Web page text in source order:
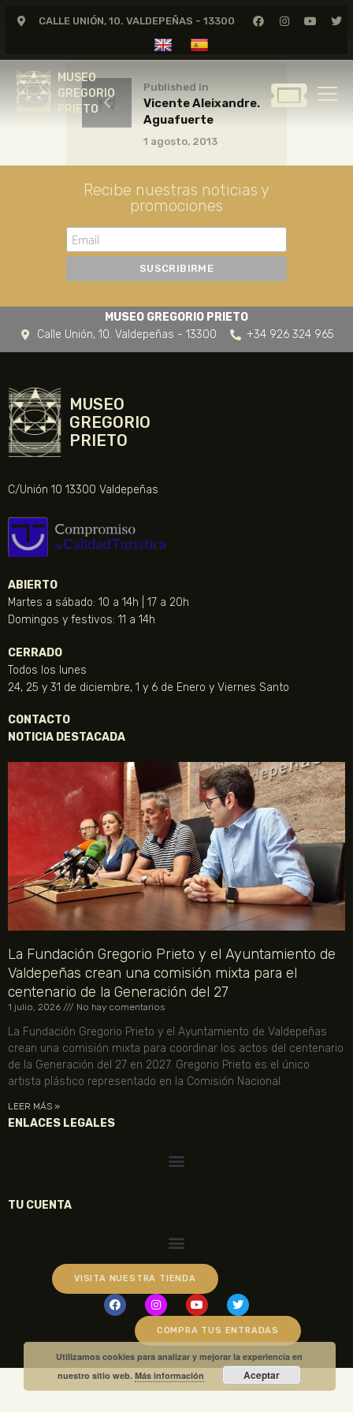
CALLE UNIÓN, 10. VALDEPEÑAS - 13300
MUSEO
GREGORIO
PRIETO
MUSEO
GREGORIO
GREGORIO PRIETO
CERTAMEN DE DIBUJO
FUNDACIÓN
TIENDA
NOTICIAS
Published in
Vicente Aleixandre.
Aguafuerte
1 agosto, 2013
Recibe nuestras noticias y
promociones
MUSEO GREGORIO PRIETO
Calle Unión, 10. Valdepeñas - 13300
+34 926 324 965
MUSEO
GREGORIO
PRIETO
C/Unión 10 13300 Valdepeñas
ABIERTO
Martes a sábado: 10 a 14h | 17 a 20h
Domingos y festivos: 11 a 14h
CERRADO
Todos los lunes
24, 25 y 31 de diciembre, 1 y 6 de Enero y Viernes Santo
CONTACTO
NOTICIA DESTACADA
La Fundación Gregorio Prieto y el Ayuntamiento de
Valdepeñas crean una comisión mixta para el
centenario de la Generación del 27
1 julio, 2026 No hay comentarios
La Fundación Gregorio Prieto y el Ayuntamiento de Valdepeñas
crean una comisión mixta para coordinar los actos del centenario
de la Generación del 27 en 2027. Gregorio Prieto es el único
artista plástico representado en la Comisión Nacional.
LEER MÁS »
ENLACES LEGALES
TU CUENTA
VISITA NUESTRA TIENDA
COMPRA TUS ENTRADAS
Utilizamos cookies para analizar y mejorar la experiencia en
nuestro sitio web.Más información Aceptar